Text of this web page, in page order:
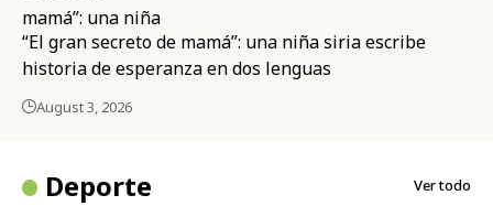
“El gran secreto de mamá”: una niña siria escribe
historia de esperanza en dos lenguas
August 3, 2026
Deporte Ver todo